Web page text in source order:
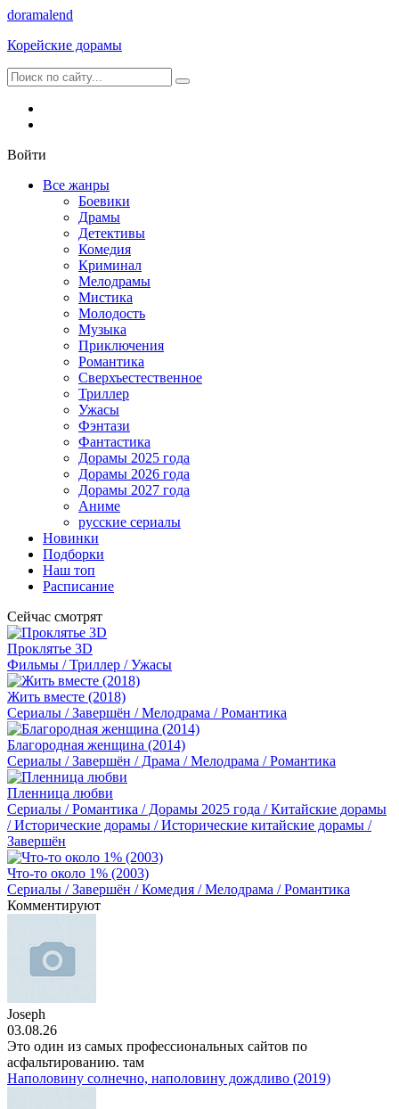
doramalend
Корейские дорамы
Войти
Все жанры
Боевики
Драмы
Детективы
Комедия
Криминал
Мелодрамы
Мистика
Молодость
Музыка
Приключения
Романтика
Сверхъестественное
Триллер
Ужасы
Фэнтази
Фантастика
Дорамы 2025 года
Дорамы 2026 года
Дорамы 2027 года
Аниме
русские сериалы
Новинки
Подборки
Наш топ
Расписание
Сейчас смотрят
Проклятье 3D
Фильмы / Триллер / Ужасы
Жить вместе (2018)
Сериалы / Завершён / Мелодрама / Романтика
Благородная женщина (2014)
Сериалы / Завершён / Драма / Мелодрама / Романтика
Пленница любви
Сериалы / Романтика / Дорамы 2025 года / Китайские дорамы
/ Исторические дорамы / Исторические китайские дорамы /
Завершён
Что-то около 1% (2003)
Сериалы / Завершён / Комедия / Мелодрама / Романтика
Комментируют
Joseph
03.08.26
Это один из самых профессиональных сайтов по
асфальтированию. там
Наполовину солнечно, наполовину дождливо (2019)